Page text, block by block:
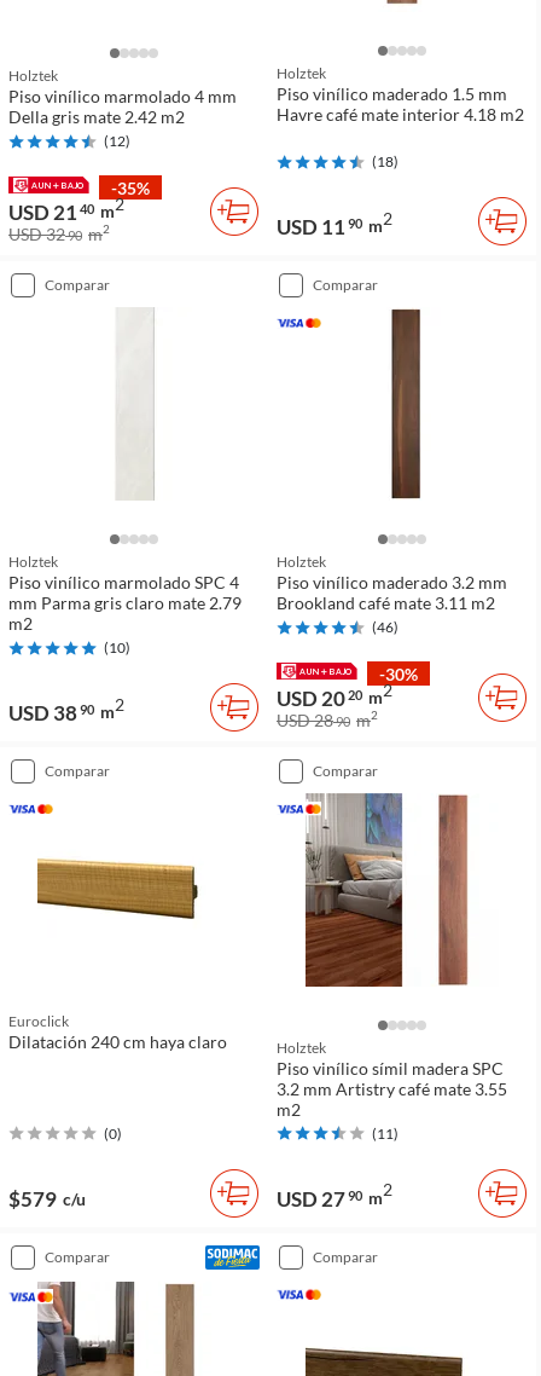
Holztek
Piso vinílico marmolado 4 mm
Della gris mate 2.42 m2
(12)
-35%
USD 21 40 m2
USD 3290 m2
Holztek
Piso vinílico maderado 1.5 mm
Havre café mate interior 4.18 m2
(18)
USD 11 90 m2
comparar
Holztek
Piso vinílico marmolado SPC 4
mm Parma gris claro mate 2.79
m2
(10)
USD 3890 m2
comparar
Holztek
Piso vinílico maderado 3.2 mm
Brookland café mate 3.11 m2
(46)
-30%
USD 2020 m2
USD 2890 m2
comparar
Euroclick
Dilatación 240 cm haya claro
(0)
$579 c/u
comparar
Holztek
Piso vinílico símil madera SPC
3.2 mm Artistry café mate 3.55
m2
(11)
USD 2790 m2
comparar comparar